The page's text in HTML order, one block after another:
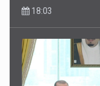
18:03